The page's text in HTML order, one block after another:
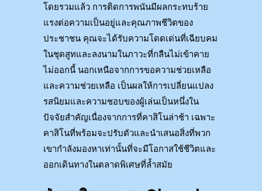
โดยรวมแล้ว การติดการพนันมีผลกระทบร้าย
แรงต่อความเป็นอยู่และคุณภาพชีวิตของ
ประชาชน คุณจะได้รับความโดดเด่นที่เฉียบคม
ในชุดสูทและลงนามในภาวะที่กลืนไม่เข้าคาย
ไม่ออกนี้ นอกเหนือจากการขอความช่วยเหลือ
และความช่วยเหลือ เป็นผลให้การเปลี่ยนแปลง
รสนิยมและความชอบของผู้เล่นเป็นหนึ่งใน
ปัจจัยสำคัญเนื่องจากการที่คาสิโนล่าช้า เฉพาะ
คาสิโนที่พร้อมจะปรับตัวและนำเสนอสิ่งที่พวก
เขากำลังมองหาเท่านั้นที่จะมีโอกาสใช้ชีวิตและ
ออกเดินทางในตลาดพิเศษที่ล้ำสมัย